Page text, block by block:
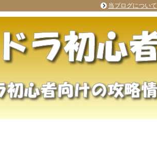
当ブログについて